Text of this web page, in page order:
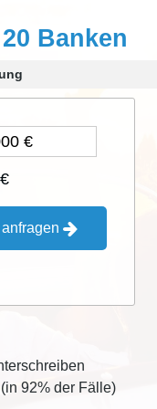
Banken
92% der Fälle)